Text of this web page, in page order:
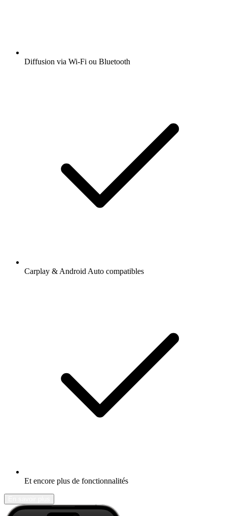
Diffusion via Wi-Fi ou Bluetooth
Carplay & Android Auto compatibles
Et encore plus de fonctionnalités